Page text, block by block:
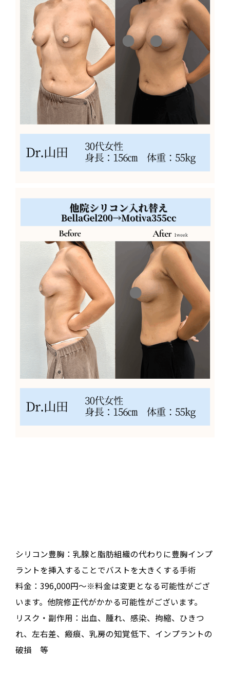
シリコン豊胸：乳腺と脂肪組織の代わりに豊胸インプ
ラントを挿入することでバストを大きくする手術
料金：396,000円～※料金は変更となる可能性がござ
います。他院修正代がかかる可能性がございます。
リスク・副作用：出血、腫れ、感染、拘縮、ひきつ
れ、左右差、瘢痕、乳房の知覚低下、インプラントの
破損 等